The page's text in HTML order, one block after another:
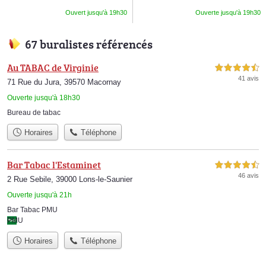
Ouvert jusqu'à 19h30 Ouverte jusqu'à 19h30
67 buralistes référencés
Au TABAC de Virginie
71 Rue du Jura, 39570 Macornay
Ouverte jusqu'à 18h30
4,5 étoiles sur 5
41 avis
Bureau de tabac
Horaires Téléphone
Bar Tabac l'Estaminet
2 Rue Sebile, 39000 Lons-le-Saunier
Ouverte jusqu'à 21h
4,5 étoiles sur 5
46 avis
Bar Tabac PMU
PMU
Horaires Téléphone